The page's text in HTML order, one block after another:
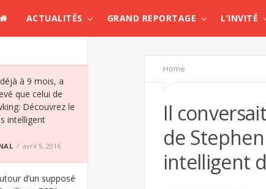
ACTUALITÉS GRAND REPORTAGE L’INVITÉ
à 9 mois, a
que celui de
Découvrez le
intelligent
avril 9, 2016
d’un supposé
Home
Il
de
intelligent